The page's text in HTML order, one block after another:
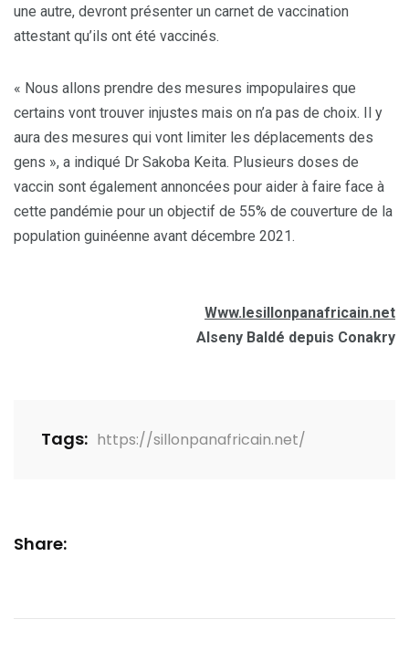
une autre, devront présenter un carnet de vaccination
attestant qu’ils ont été vaccinés.
« Nous allons prendre des mesures impopulaires que
certains vont trouver injustes mais on n’a pas de choix. Il y
aura des mesures qui vont limiter les déplacements des
gens », a indiqué Dr Sakoba Keita. Plusieurs doses de
vaccin sont également annoncées pour aider à faire face à
cette pandémie pour un objectif de 55% de couverture de la
population guinéenne avant décembre 2021.
Www.lesillonpanafricain.net
Alseny Baldé depuis Conakry
Tags: https://sillonpanafricain.net/
Share: